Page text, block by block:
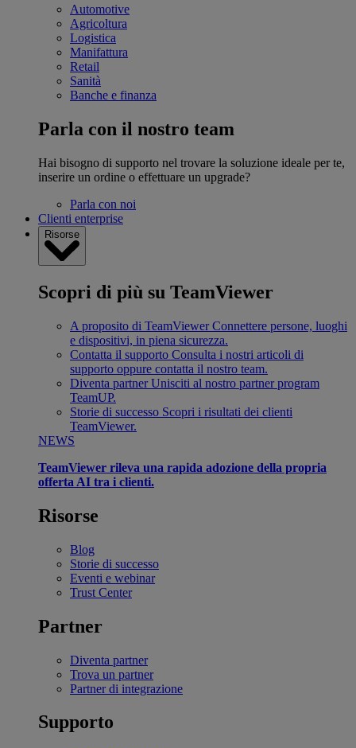
Automotive
Agricoltura
Logistica
Manifattura
Retail
Sanità
Banche e finanza
Parla con il nostro team
Hai bisogno di supporto nel trovare la soluzione ideale per te,
inserire un ordine o effettuare un upgrade?
Parla con noi
Clienti enterprise
Risorse
Scopri di più su TeamViewer
A proposito di TeamViewer Connettere persone, luoghi
e dispositivi, in piena sicurezza.
Contatta il supporto Consulta i nostri articoli di
supporto oppure contatta il nostro team.
Diventa partner Unisciti al nostro partner program
TeamUP.
Storie di successo Scopri i risultati dei clienti
TeamViewer.
NEWS
TeamViewer rileva una rapida adozione della propria
offerta AI tra i clienti.
Risorse
Blog
Storie di successo
Eventi e webinar
Trust Center
Partner
Diventa partner
Trova un partner
Partner di integrazione
Supporto